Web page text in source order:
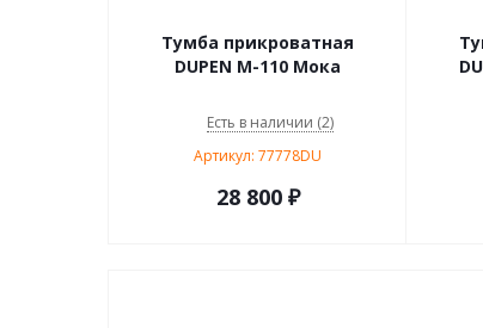
Тумба прикроватная
DUPEN М-110 Мока
Есть в наличии (2)
Артикул: 77778DU
28 800₽